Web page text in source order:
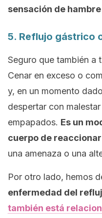
sensación de
5. Reflujo gástrico
Seguro que también a
Cenar en exceso o
y, en un momento
despertar con
empapados. Es un
cuerpo de
una amenaza o una
Por otro lado, hemos
enfermedad del
también está